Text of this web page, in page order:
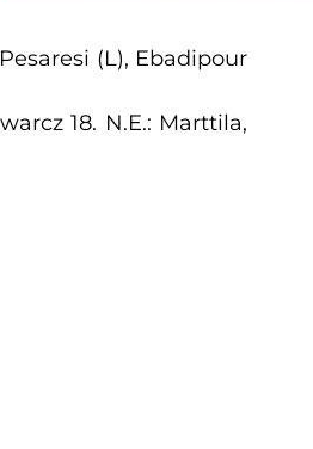
(L), Ebadipour
18. N.E.: Marttila,